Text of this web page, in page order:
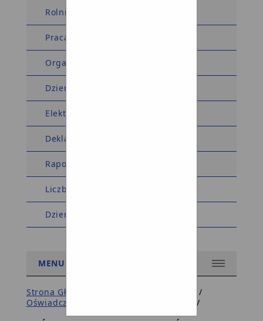
Rolnictwo
Praca
Organizacje pozarządowe
Dziennik Ustaw Monitor Polski
Elektroniczna Skrzynka Podawcza
Deklaracja dostępności
Raport dostępności
Liczba wyświetleń: 5576653
Dziennik zmian w BIP
MENU
Strona Główna BIP Gminy
/
Oświadczenie Majątkowe Wójta Gminy
/